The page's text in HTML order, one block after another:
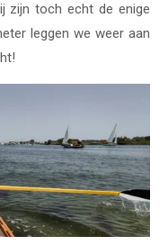
zijn toch echt de enige
leggen we weer aan